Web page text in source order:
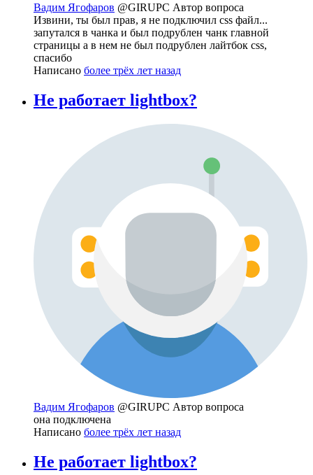
Вадим Ягофаров @GIRUPC Автор вопроса
Извини, ты был прав, я не подключил css файл...
запутался в чанка и был подрублен чанк главной
страницы а в нем не был подрублен лайтбок css,
спасибо
Написано более трёх лет назад
Не работает lightbox?
Вадим Ягофаров @GIRUPC Автор вопроса
она подключена
Написано более трёх лет назад
Не работает lightbox?